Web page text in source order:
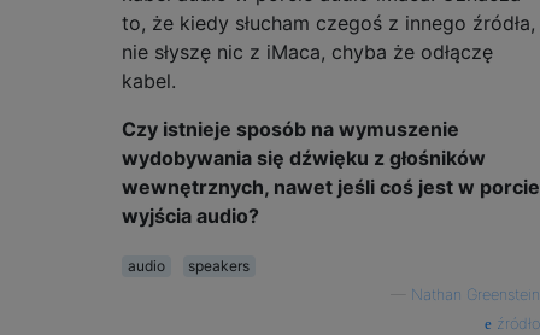
to, że kiedy słucham czegoś z innego źródła,
nie słyszę nic z iMaca, chyba że odłączę
kabel.
Czy istnieje sposób na wymuszenie
wydobywania się dźwięku z głośników
wewnętrznych, nawet jeśli coś jest w porcie
wyjścia audio?
audio
speakers
Nathan Greenstein
źródło